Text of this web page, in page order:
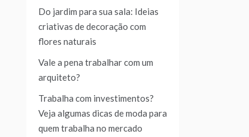
Do jardim para sua sala: Ideias
criativas de decoração com
flores naturais
Vale a pena trabalhar com um
arquiteto?
Trabalha com investimentos?
Veja algumas dicas de moda para
quem trabalha no mercado